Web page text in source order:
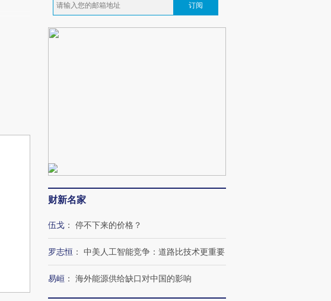
订阅
财新名家
伍戈 ： 停不下来的价格？
罗志恒 ： 中美人工智能竞争：道路比技术更重要
易峘 ： 海外能源供给缺口对中国的影响